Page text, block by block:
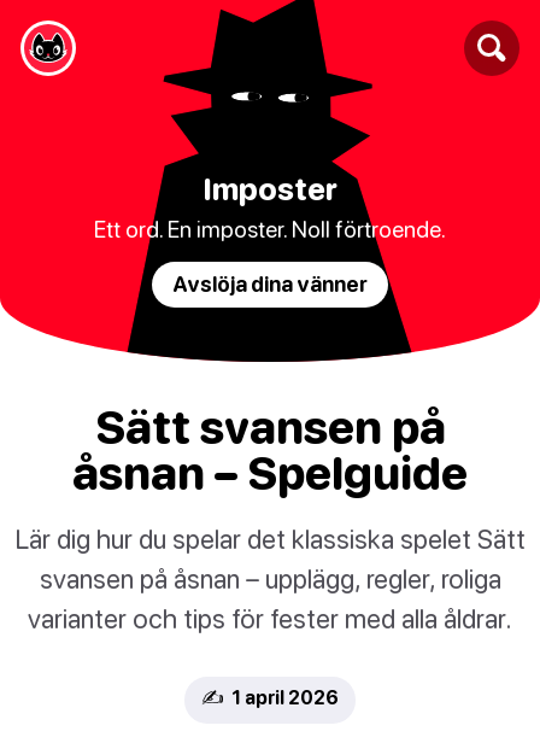
Imposter
Ett ord. En imposter. Noll förtroende.
Avslöja dina vänner
Sätt svansen på
åsnan – Spelguide
Lär dig hur du spelar det klassiska spelet Sätt
svansen på åsnan – upplägg, regler, roliga
varianter och tips för fester med alla åldrar.
✍️ 1 april 2026